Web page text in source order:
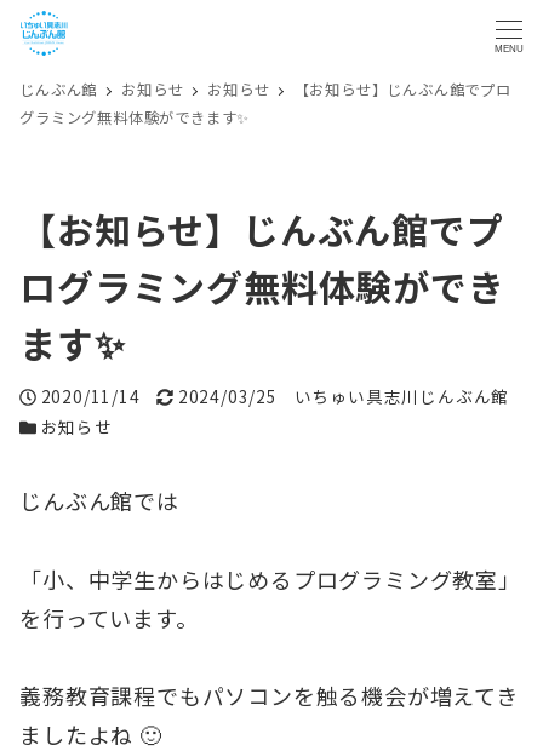
MENU
じんぶん館 お知らせ お知らせ
【お知らせ】じんぶん館でプロ
グラミング無料体験ができます✨
【お知らせ】じんぶん館でプ
ログラミング無料体験ができ
ます✨
投稿日
2020/11/14 更新日
2024/03/25 著者
いちゅい具志川じんぶん館
カテゴリー
お知らせ
じんぶん館では
「小、中学生からはじめるプログラミング教室」
を行っています。
義務教育課程でもパソコンを触る機会が増えてき
ましたよね 🙂